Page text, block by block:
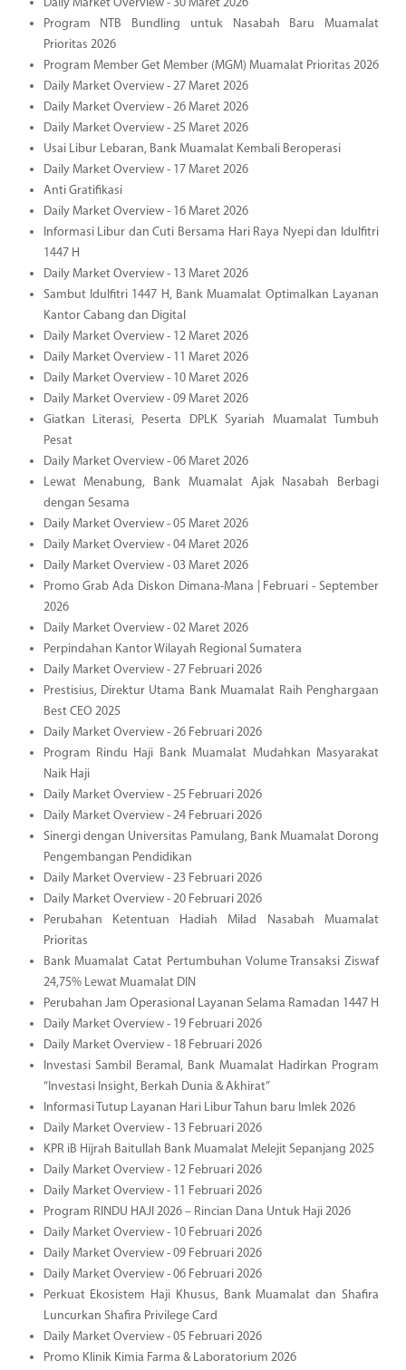
Daily Market Overview - 30 Maret 2026
Program NTB Bundling untuk Nasabah Baru Muamalat
Prioritas 2026
Program Member Get Member (MGM) Muamalat Prioritas 2026
Daily Market Overview - 27 Maret 2026
Daily Market Overview - 26 Maret 2026
Daily Market Overview - 25 Maret 2026
Usai Libur Lebaran, Bank Muamalat Kembali Beroperasi
Daily Market Overview - 17 Maret 2026
Anti Gratifikasi
Daily Market Overview - 16 Maret 2026
Informasi Libur dan Cuti Bersama Hari Raya Nyepi dan Idulfitri
1447 H
Daily Market Overview - 13 Maret 2026
Sambut Idulfitri 1447 H, Bank Muamalat Optimalkan Layanan
Kantor Cabang dan Digital
Daily Market Overview - 12 Maret 2026
Daily Market Overview - 11 Maret 2026
Daily Market Overview - 10 Maret 2026
Daily Market Overview - 09 Maret 2026
Giatkan Literasi, Peserta DPLK Syariah Muamalat Tumbuh
Pesat
Daily Market Overview - 06 Maret 2026
Lewat Menabung, Bank Muamalat Ajak Nasabah Berbagi
dengan Sesama
Daily Market Overview - 05 Maret 2026
Daily Market Overview - 04 Maret 2026
Daily Market Overview - 03 Maret 2026
Promo Grab Ada Diskon Dimana-Mana | Februari - September
2026
Daily Market Overview - 02 Maret 2026
Perpindahan Kantor Wilayah Regional Sumatera
Daily Market Overview - 27 Februari 2026
Prestisius, Direktur Utama Bank Muamalat Raih Penghargaan
Best CEO 2025
Daily Market Overview - 26 Februari 2026
Program Rindu Haji Bank Muamalat Mudahkan Masyarakat
Naik Haji
Daily Market Overview - 25 Februari 2026
Daily Market Overview - 24 Februari 2026
Sinergi dengan Universitas Pamulang, Bank Muamalat Dorong
Pengembangan Pendidikan
Daily Market Overview - 23 Februari 2026
Daily Market Overview - 20 Februari 2026
Perubahan Ketentuan Hadiah Milad Nasabah Muamalat
Prioritas
Bank Muamalat Catat Pertumbuhan Volume Transaksi Ziswaf
24,75% Lewat Muamalat DIN
Perubahan Jam Operasional Layanan Selama Ramadan 1447 H
Daily Market Overview - 19 Februari 2026
Daily Market Overview - 18 Februari 2026
Investasi Sambil Beramal, Bank Muamalat Hadirkan Program
“Investasi Insight, Berkah Dunia & Akhirat”
Informasi Tutup Layanan Hari Libur Tahun baru Imlek 2026
Daily Market Overview - 13 Februari 2026
KPR iB Hijrah Baitullah Bank Muamalat Melejit Sepanjang 2025
Daily Market Overview - 12 Februari 2026
Daily Market Overview - 11 Februari 2026
Program RINDU HAJI 2026 – Rincian Dana Untuk Haji 2026
Daily Market Overview - 10 Februari 2026
Daily Market Overview - 09 Februari 2026
Daily Market Overview - 06 Februari 2026
Perkuat Ekosistem Haji Khusus, Bank Muamalat dan Shafira
Luncurkan Shafira Privilege Card
Daily Market Overview - 05 Februari 2026
Promo Klinik Kimia Farma & Laboratorium 2026